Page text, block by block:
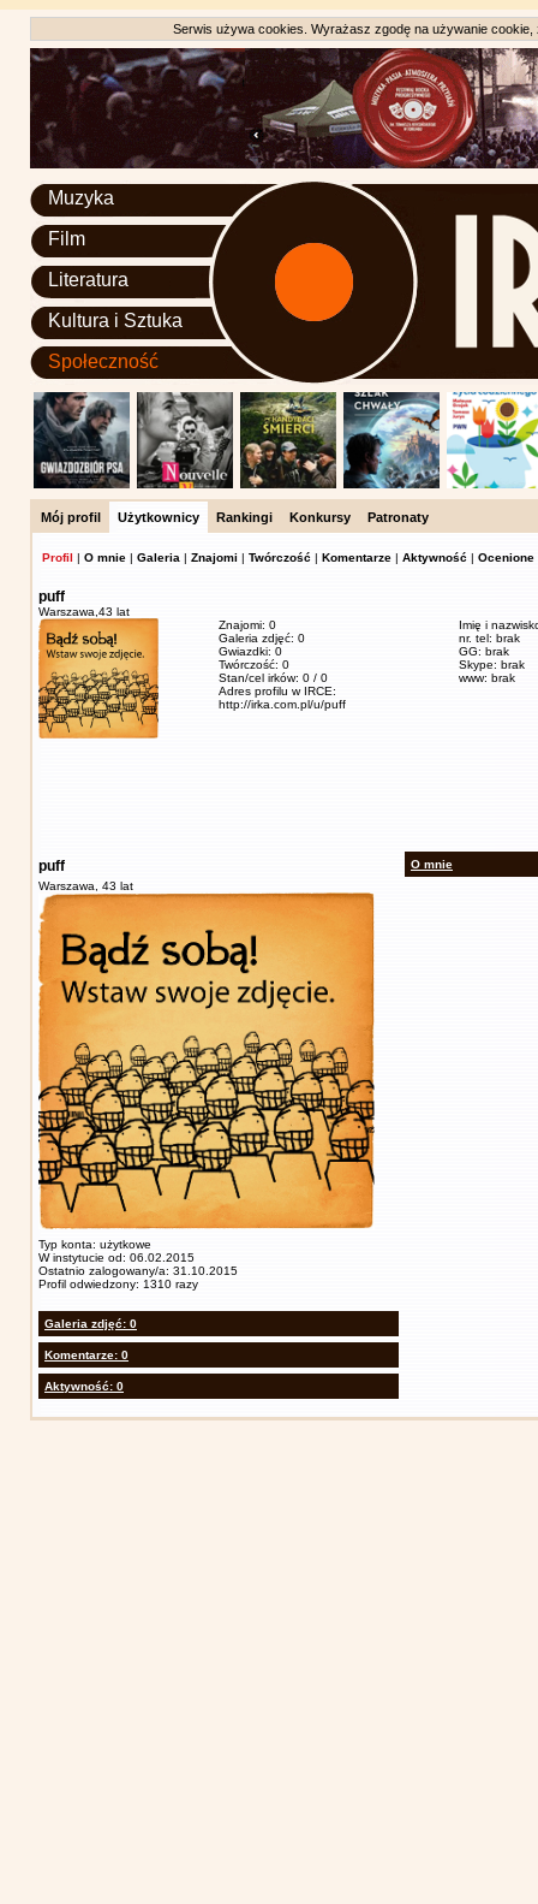
Serwis używa cookies. Wyrażasz zgodę na używanie
Muzyka
Film
Literatura
Kultura i Sztuka
Społeczność
Mój profil Użytkownicy Rankingi Konkursy Patronaty
Profil | O mnie | Galeria | Znajomi | Twórczość | Komentarze | Aktywność | Ocenione
puff
Warszawa, 43 lat
Znajomi: 0
Galeria zdjęć: 0
Gwiazdki: 0
Twórczość: 0
Stan/cel irków: 0 / 0
Adres profilu w IRCE:
http://irka.com.pl/u/puff
Imię i
nr. tel: brak
GG: brak
Skype: brak
www: brak
puff
Warszawa, 43 lat
Typ konta: użytkowe
W instytucie od: 06.02.2015
Ostatnio zalogowany/a: 31.10.2015
Profil odwiedzony: 1310 razy
Galeria zdjęć: 0
Komentarze: 0
Aktywność: 0
O mnie